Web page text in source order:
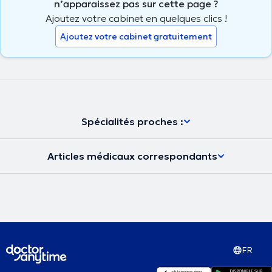
n’apparaissez pas sur cette page ?
Ajoutez votre cabinet en quelques clics !
Ajoutez votre cabinet gratuitement
Spécialités proches :
Articles médicaux correspondants
FR